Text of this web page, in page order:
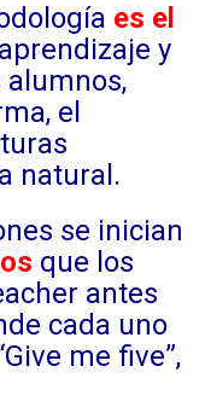
es el
y
alumnos,
el
natural.
se inician
que los
antes
cada uno
me five”,